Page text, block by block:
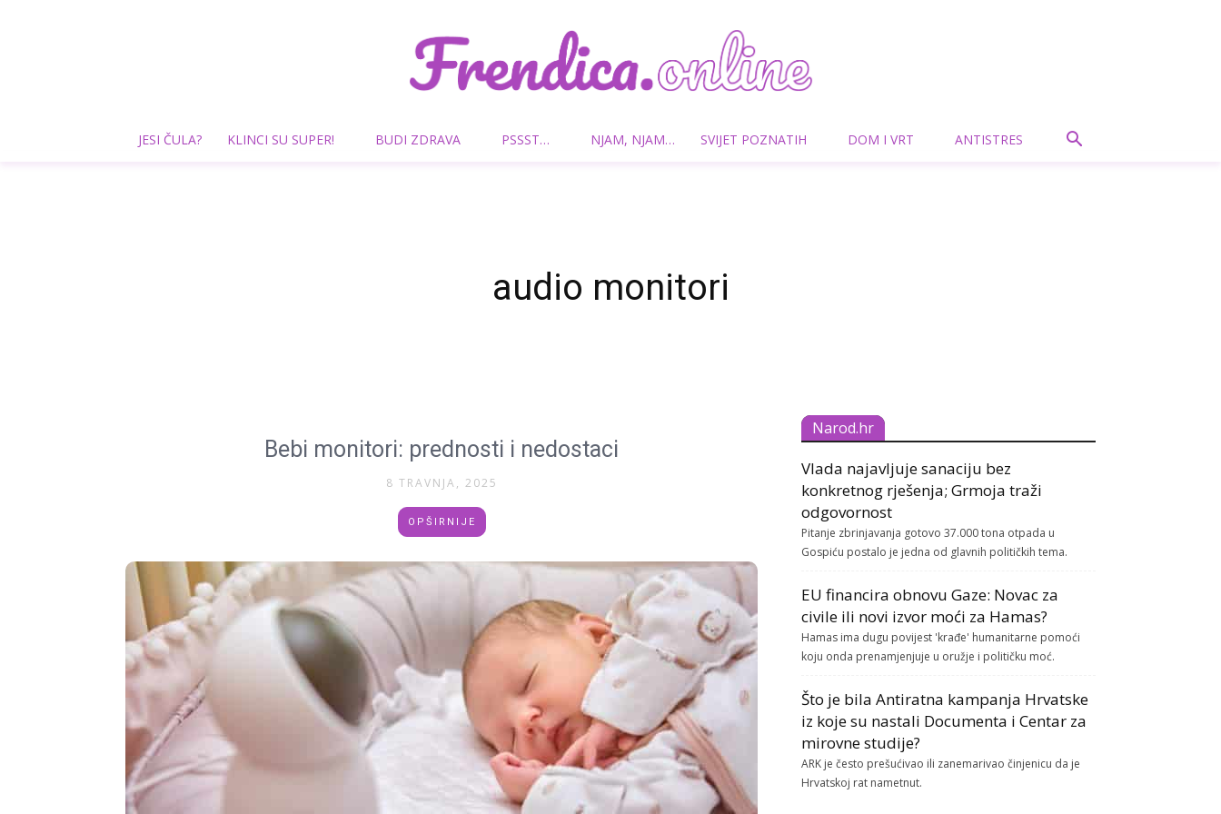
Frendica.online
JESI ČULA? KLINCI SU SUPER! BUDI ZDRAVA PSSST… NJAM, NJAM… SVIJET POZNATIH DOM I VRT ANTISTRES
audio monitori
Bebi monitori: prednosti i nedostaci
8 TRAVNJA, 2025
OPŠIRNIJE
Narod.hr
Vlada najavljuje sanaciju bez
konkretnog rješenja; Grmoja traži
odgovornost
Pitanje zbrinjavanja gotovo 37.000 tona otpada u
Gospiću postalo je jedna od glavnih političkih tema.
EU financira obnovu Gaze: Novac za
civile ili novi izvor moći za Hamas?
Hamas ima dugu povijest 'krađe' humanitarne pomoći
koju onda prenamjenjuje u oružje i političku moć.
Što je bila Antiratna kampanja Hrvatske
iz koje su nastali Documenta i Centar za
mirovne studije?
ARK je često prešućivao ili zanemarivao činjenicu da je
Hrvatskoj rat nametnut.